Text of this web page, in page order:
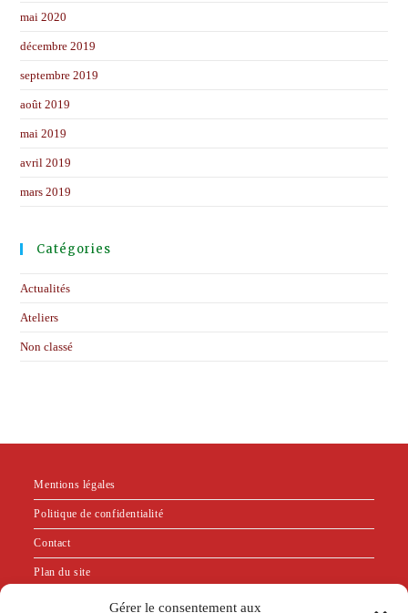
Gérer le consentement aux
mai 2020
décembre 2019
septembre 2019
août 2019
mai 2019
avril 2019
mars 2019
Catégories
Actualités
Ateliers
Non classé
Mentions légales
Politique de confidentialité
Contact
Plan du site